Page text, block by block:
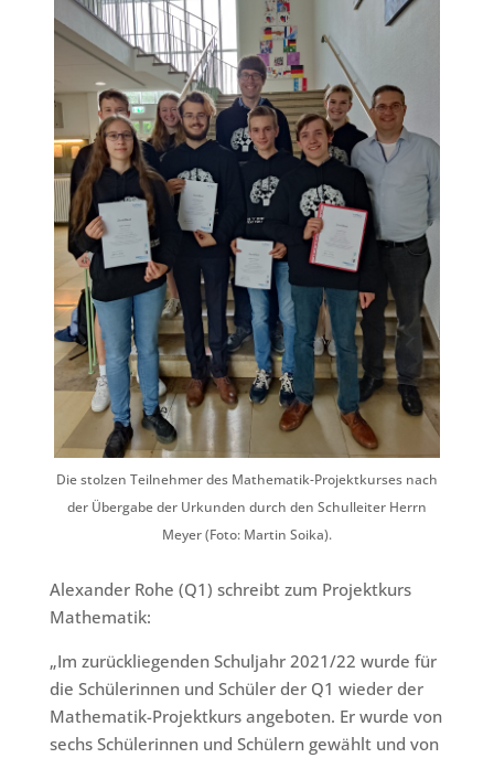
Die stolzen Teilnehmer des Mathematik-Projektkurses nach
der Übergabe der Urkunden durch den Schulleiter Herrn
Meyer (Foto: Martin Soika).
Alexander Rohe (Q1) schreibt zum Projektkurs
Mathematik:
„Im zurückliegenden Schuljahr 2021/22 wurde für
die Schülerinnen und Schüler der Q1 wieder der
Mathematik-Projektkurs angeboten. Er wurde von
sechs Schülerinnen und Schülern gewählt und von